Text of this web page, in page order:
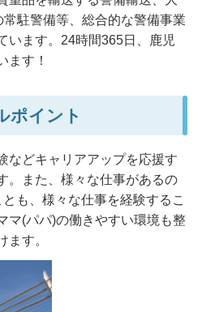
駐警備等、総合的な警備事業
います。24時間365日、鹿児
ます！
ポイント
などキャリアアップを応援す
。また、様々な仕事があるの
も、様々な仕事を経験するこ
マ(パパ)の働きやすい環境も整
ます。